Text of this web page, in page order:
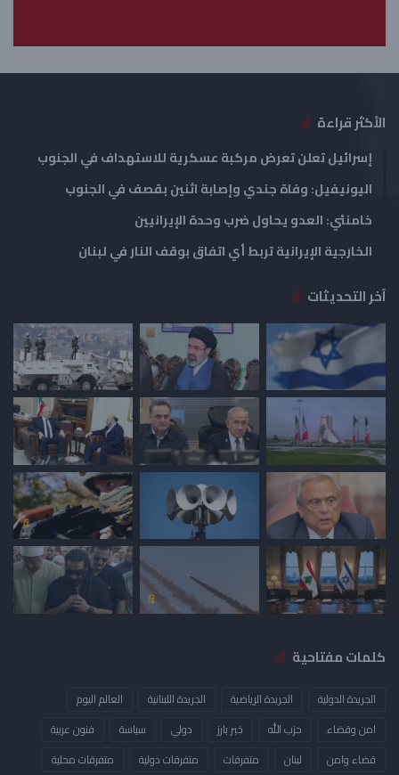
ق
ة
ي
ة
الأكثر قراءة
إسرائيل تعلن تعرض مركبة عسكرية للاستهداف في الجنوب
اليونيفيل: وفاة جندي وإصابة اثنين بقصف في الجنوب
خامنئي: العدو يحاول ضرب وحدة الإيرانيين
الخارجية الإيرانية تربط أي اتفاق بوقف النار في لبنان
آخر التحديثات
كلمات مفتاحية
الجريدة الدولية الجريدة الرياضية الجريدة اللبنانية
العالم اليوم
امن وقضاء
حزب الله خبر بارز دولي سياسة
فنون عربية
قضاء وامن
لبنان متفرقات متفرقات دولية
متفرقات محلية